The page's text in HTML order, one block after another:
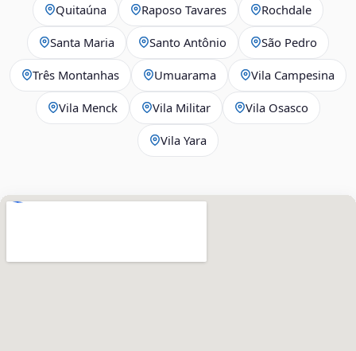
Quitaúna Raposo Tavares Rochdale
Santa Maria Santo Antônio São Pedro
Três Montanhas Umuarama Vila Campesina
Vila Menck Vila Militar Vila Osasco
Vila Yara